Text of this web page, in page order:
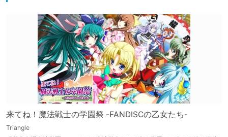
来てね！魔法戦士の学園祭 -FANDISCの乙女たち-
Triangle